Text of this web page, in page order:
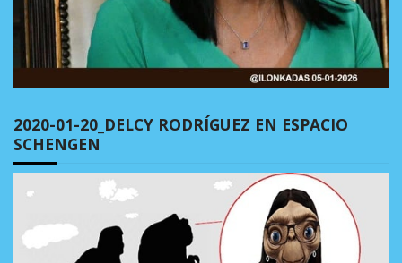
2020-01-20_DELCY RODRÍGUEZ EN ESPACIO
SCHENGEN